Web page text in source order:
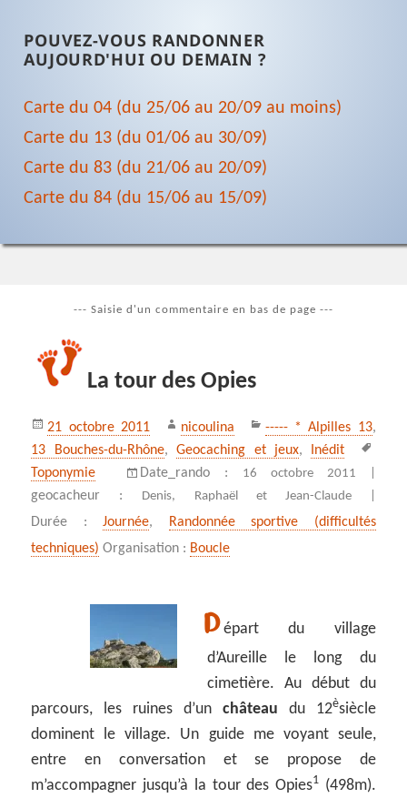
POUVEZ-VOUS RANDONNER
AUJOURD'HUI OU DEMAIN ?
Carte du 04 (du 25/06 au 20/09 au moins)
Carte du 13 (du 01/06 au 30/09)
Carte du 83 (du 21/06 au 20/09)
Carte du 84 (du 15/06 au 15/09)
--- Saisie d'un commentaire en bas de page ---
La tour des Opies
Publié
le
21 octobre 2011 Auteur
nicoulina Catégories
----- * Alpilles 13,
13 Bouches-du-Rhône,Geocaching et jeux, Inédit
Toponymie
Date_rando : 16 octobre 2011 |
geocacheur : Denis, Raphaël et Jean-Claude |
Durée :Journée,
Randonnée sportive (difficultés
techniques) Organisation : Boucle
Départ du village
d’Aureille le long du
cimetière. Au début du
parcours, les ruines d’un château du 12èsiècle
dominent le village. Un guide me voyant seule,
entre en conversation et se propose de
m’accompagner jusqu’à la tour des Opies1(498m).